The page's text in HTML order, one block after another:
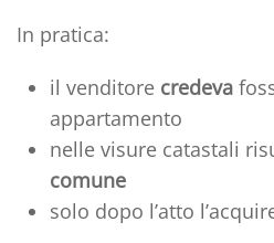
In pratica:
il venditore credeva
appartamento
nelle visure catastali
comune
solo dopo l’atto